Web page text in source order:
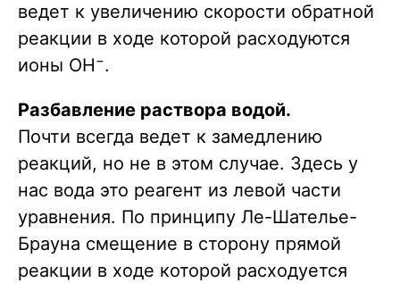
ведет к увеличению скорости обратной
реакции в ходе которой расходуются
ионы OH−.
Разбавление раствора водой.
Почти всегда ведет к замедлению
реакций, но не в этом случае. Здесь у
нас вода это реагент из левой части
уравнения. По принципу Ле-Шателье-
Брауна смещение в сторону прямой
реакции в ходе которой расходуется